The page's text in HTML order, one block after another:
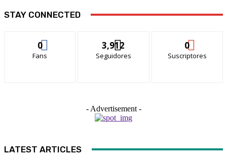
STAY CONNECTED
0
Fans
3,912
Seguidores
0
Suscriptores
- Advertisement -
LATEST ARTICLES